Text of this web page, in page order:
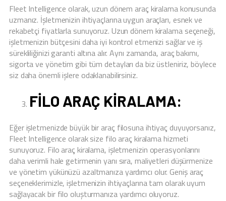
Fleet Intelligence olarak, uzun dönem araç kiralama konusunda
uzmanız. İşletmenizin ihtiyaçlarına uygun araçları, esnek ve
rekabetçi fiyatlarla sunuyoruz. Uzun dönem kiralama seçeneği,
işletmenizin bütçesini daha iyi kontrol etmenizi sağlar ve iş
sürekliliğinizi garanti altına alır. Aynı zamanda, araç bakımı,
sigorta ve yönetim gibi tüm detayları da biz üstleniriz, böylece
siz daha önemli işlere odaklanabilirsiniz.
FILO ARAÇ KIRALAMA:
Eğer işletmenizde büyük bir araç filosuna ihtiyaç duyuyorsanız,
Fleet Intelligence olarak size filo araç kiralama hizmeti
sunuyoruz. Filo araç kiralama, işletmenizin operasyonlarını
daha verimli hale getirmenin yanı sıra, maliyetleri düşürmenize
ve yönetim yükünüzü azaltmanıza yardımcı olur. Geniş araç
seçeneklerimizle, işletmenizin ihtiyaçlarına tam olarak uyum
sağlayacak bir filo oluşturmanıza yardımcı oluyoruz.